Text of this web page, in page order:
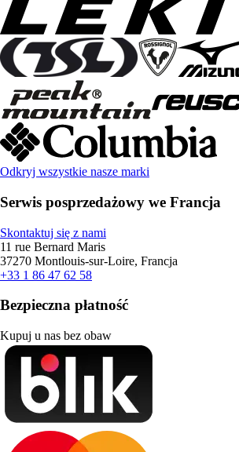
Odkryj wszystkie nasze marki
Serwis posprzedażowy we Francja
Skontaktuj się z nami
11 rue Bernard Maris
37270 Montlouis-sur-Loire, Francja
+33 1 86 47 62 58
Bezpieczna płatność
Kupuj u nas bez obaw